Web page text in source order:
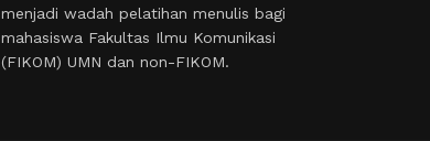
menjadi wadah pelatihan menulis bagi
mahasiswa Fakultas Ilmu Komunikasi
(FIKOM) UMN dan non-FIKOM.